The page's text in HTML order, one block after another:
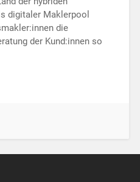
digitaler Maklerpool
die
der Kund:innen so